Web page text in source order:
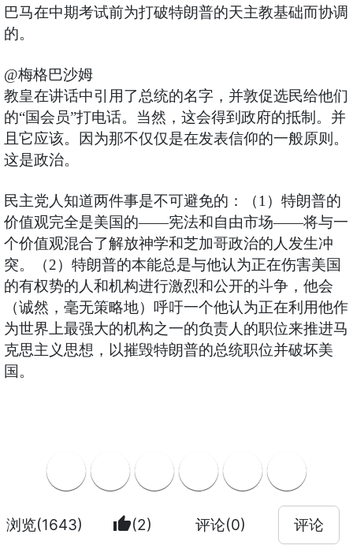
巴马在中期考试前为打破特朗普的天主教基础而协调
的。
@梅格巴沙姆
教皇在讲话中引用了总统的名字，并敦促选民给他们
的“国会员”打电话。当然，这会得到政府的抵制。并
且它应该。因为那不仅仅是在发表信仰的一般原则。
这是政治。
民主党人知道两件事是不可避免的：（1）特朗普的
价值观完全是美国的——宪法和自由市场——将与一
个价值观混合了解放神学和芝加哥政治的人发生冲
突。（2）特朗普的本能总是与他认为正在伤害美国
的有权势的人和机构进行激烈和公开的斗争，他会
（诚然，毫无策略地）呼吁一个他认为正在利用他作
为世界上最强大的机构之一的负责人的职位来推进马
克思主义思想，以摧毁特朗普的总统职位并破坏美
国。
浏览(1643) thumb_up(2) 评论(0) 评论